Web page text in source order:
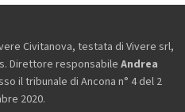
Civitanova, testata di Vivere srl,
Direttore responsabile Andrea
il tribunale di Ancona n° 4 del 2
2020.